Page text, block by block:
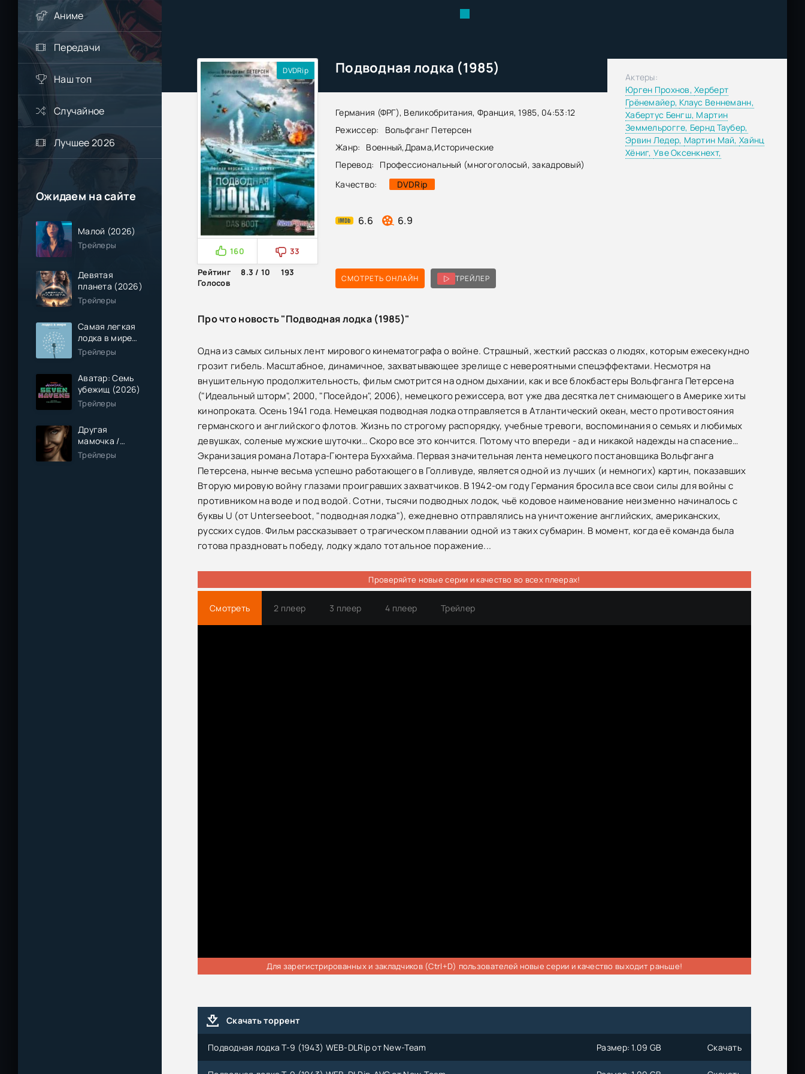
Аниме
Передачи
Наш топ
Случайное
Лучшее 2026
Ожидаем на сайте
Малой (2026)
Трейлеры
Девятая
планета (2026)
Трейлеры
Самая легкая
лодка в мире
(2026)
Трейлеры
Аватар: Семь
убежищ (2026)
Трейлеры
Другая
мамочка /
Чужая мама
(2026)
Трейлеры
Подводная лодка (1985)
Германия (ФРГ), Великобритания, Франция, 1985, 04:53:12
Режиссер:
Вольфганг Петерсен
Жанр:
Военный,Драма,Исторические
Перевод:
Профессиональный (многоголосый, закадровый)
Качество:
DVDRip
6.6 6.9
DVDRip
160
33
Рейтинг
8.3 / 10
193
Голосов
СМОТРЕТЬ ОНЛАЙН ТРЕЙЛЕР
Актеры:
Юрген Прохнов,Херберт
Грёнемайер, Клаус Веннеманн,
Хабертус Бенгш, Мартин
Земмельрогге, Бернд Таубер,
Эрвин Ледер, Мартин Май, Хайнц
Хёниг, Уве Оксенкнехт,
Про что новость "Подводная лодка (1985)"
Одна из самых сильных лент мирового кинематографа о войне. Страшный, жесткий рассказ о людях, которым ежесекундно
грозит гибель. Масштабное, динамичное, захватывающее зрелище с невероятными спецэффектами. Несмотря на
внушительную продолжительность, фильм смотрится на одном дыхании, как и все блокбастеры Вольфганга Петерсена
("Идеальный шторм", 2000, "Посейдон", 2006), немецкого режиссера, вот уже два десятка лет снимающего в Америке хиты
кинопроката. Осень 1941 года. Немецкая подводная лодка отправляется в Атлантический океан, место противостояния
германского и английского флотов. Жизнь по строгому распорядку, учебные тревоги, воспоминания о семьях и любимых
девушках, соленые мужские шуточки… Скоро все это кончится. Потому что впереди - ад и никакой надежды на спасение…
Экранизация романа Лотара-Гюнтера Буххайма. Первая значительная лента немецкого постановщика Вольфганга
Петерсена, нынче весьма успешно работающего в Голливуде, является одной из лучших (и немногих) картин, показавших
Вторую мировую войну глазами проигравших захватчиков. В 1942-ом году Германия бросила все свои силы для войны с
противником на воде и под водой. Сотни, тысячи подводных лодок, чьё кодовое наименование неизменно начиналось с
буквы U (от Unterseeboot, "подводная лодка"), ежедневно отправлялись на уничтожение английских, американских,
русских судов. Фильм рассказывает о трагическом плавании одной из таких субмарин. В момент, когда её команда была
готова праздновать победу, лодку ждало тотальное поражение...
Проверяйте новые серии и качество во всех плеерах!
Смотреть 2 плеер 3 плеер 4 плеер Трейлер
Для зарегистрированных и закладчиков (Ctrl+D) пользователей новые серии и качество выходит раньше!
Скачать торрент
Подводная лодка Т-9 (1943) WEB-DLRip от New-Team Размер: 1.09 GB Скачать